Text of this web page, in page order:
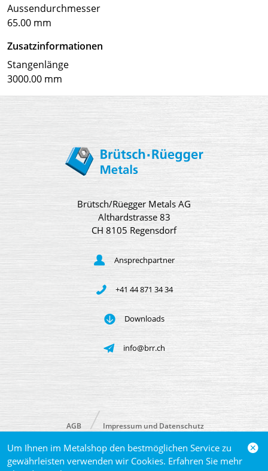
Um Ihnen im Metalshop den bestmöglichen Service zu
gewährleisten verwenden wir Cookies. Erfahren Sie mehr
Aussendurchmesser
65.00 mm
Zusatzinformationen
Stangenlänge
3000.00 mm
Brütsch/Rüegger Metals AG
Althardstrasse 83
CH 8105 Regensdorf
Ansprechpartner
+41 44 871 34 34
Downloads
info@brr.ch
© 2026 Brütsch/Rüegger Metals AG
AGB Impressum und Datenschutz